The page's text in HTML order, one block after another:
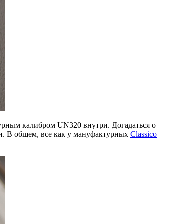
калибром UN320 внутри. Догадаться о
В общем, все как у мануфактурных Classico